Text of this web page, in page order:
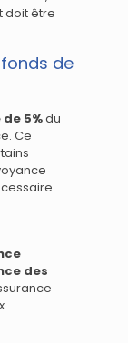
doit être
de
5%du
Ce
des